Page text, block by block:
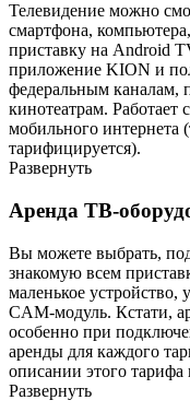
Телевидение можно
смартфона,
приставку на Android
приложение KION и
федеральным каналам,
кинотеатрам.
мобильного
тарифицируется).
Развернуть
Аренда ТВ-
Вы можете выбрать,
знакомую всем
маленькое устройство,
CAM-модуль. Кстати,
особенно при
аренды для каждого
описании этого тарифа
Развернуть